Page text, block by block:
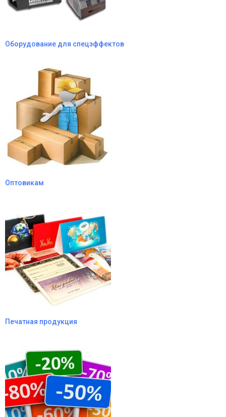
Оборудование для спецэффектов
Оптовикам
Печатная продукция